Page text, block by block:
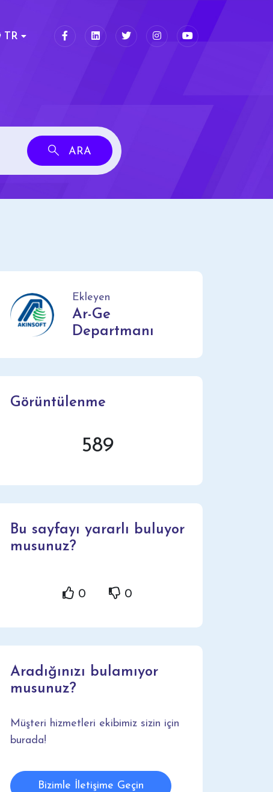
TR
ARA
Ekleyen
Ar-Ge
Departmanı
Görüntülenme
589
Bu sayfayı yararlı buluyor
musunuz?
0 0
Aradığınızı bulamıyor
musunuz?
Müşteri hizmetleri ekibimiz sizin için
burada!
Bizimle İletişime Geçin